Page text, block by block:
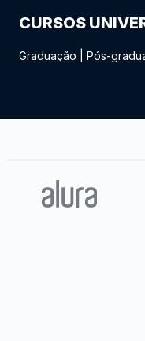
CURSOS
Graduação Pós-